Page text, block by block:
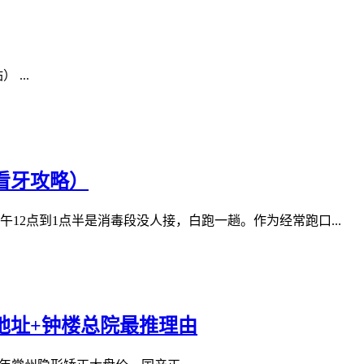
...
攻略）
12点到1点半是消毒段没人接，白跑一趟。作为经常跑口...
址+钟楼总院最推理由